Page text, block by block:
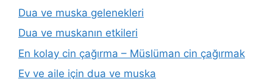
Dua ve muska gelenekleri
Dua ve muskanın etkileri
En kolay cin çağırma – Müslüman cin çağırmak
Ev ve aile için dua ve muska